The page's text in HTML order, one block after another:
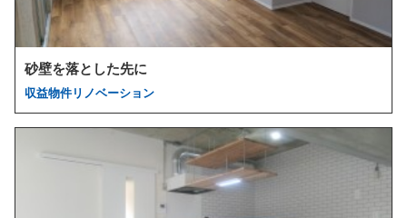
砂壁を落とした先に
収益物件リノベーション